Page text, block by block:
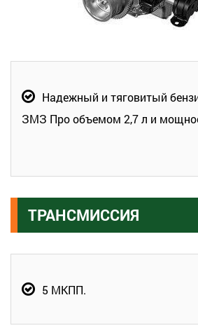
Надежный и тяговитый
ЗМЗ Про объемом 2,7 л и
ТРАНСМИССИЯ
5 МКПП.